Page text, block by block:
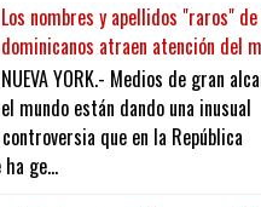
Los nombres y apellidos "raros"
dominicanos atraen atención del
NUEVA YORK.- Medios de gran
el mundo están dando una inusual
que en la República
ge...